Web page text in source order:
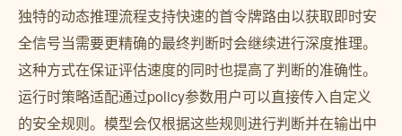
独特的动态推理流程支持快速的首令牌路由以获取即时安
全信号当需要更精确的最终判断时会继续进行深度推理。
这种方式在保证评估速度的同时也提高了判断的准确性。
运行时策略适配通过policy参数用户可以直接传入自定义
的安全规则。模型会仅根据这些规则进行判断并在输出中